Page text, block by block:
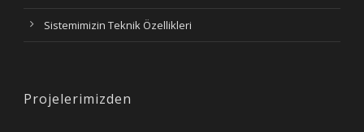
Sistemimizin Teknik Özellikleri
Projelerimizden